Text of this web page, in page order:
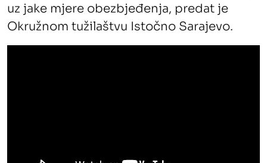
uz jake mjere obezbjeđenja, predat je
Okružnom tužilaštvu Istočno Sarajevo.